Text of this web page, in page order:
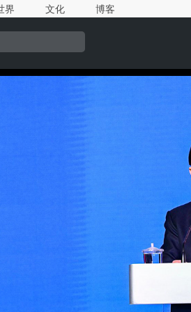
界 文化 博客